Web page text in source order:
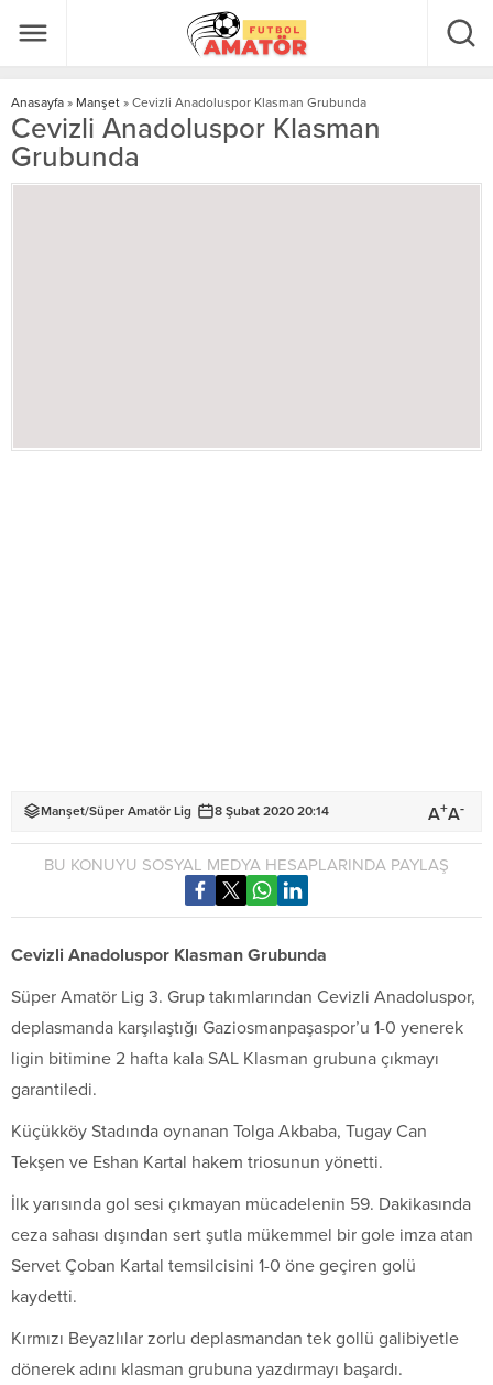
Anasayfa » Manşet » Cevizli Anadoluspor Klasman Grubunda
Cevizli Anadoluspor Klasman
Grubunda
Manşet/Süper Amatör Lig 8 Şubat 2020 20:14 A+A-
BU KONUYU SOSYAL MEDYA HESAPLARINDA PAYLAŞ
Cevizli Anadoluspor Klasman Grubunda
Süper Amatör Lig 3. Grup takımlarından Cevizli Anadoluspor,
deplasmanda karşılaştığı Gaziosmanpaşaspor’u 1-0 yenerek
ligin bitimine 2 hafta kala SAL Klasman grubuna çıkmayı
garantiledi.
Küçükköy Stadında oynanan Tolga Akbaba, Tugay Can
Tekşen ve Eshan Kartal hakem triosunun yönetti.
İlk yarısında gol sesi çıkmayan mücadelenin 59. Dakikasında
ceza sahası dışından sert şutla mükemmel bir gole imza atan
Servet Çoban Kartal temsilcisini 1-0 öne geçiren golü
kaydetti.
Kırmızı Beyazlılar zorlu deplasmandan tek gollü galibiyetle
dönerek adını klasman grubuna yazdırmayı başardı.